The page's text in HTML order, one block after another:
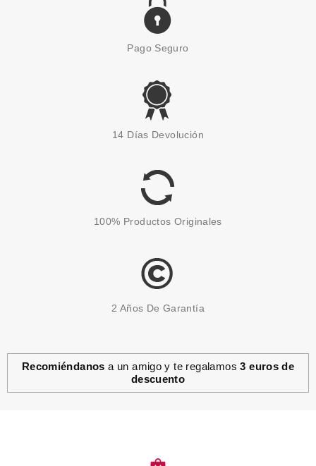
ASTOR
ASTOR MONO EYE ARTIST
COSMIC GREY 710
0.75€
ASTOR
0.65€
Pago Seguro
14 Días Devolución
100% Productos Originales
2 Años De Garantía
Recomiéndanos a un amigo y te regalamos3 euros de
descuento